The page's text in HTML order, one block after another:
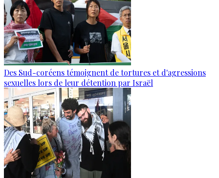
Des Sud-coréens témoignent de tortures et d'agressions
sexuelles lors de leur détention par Israël